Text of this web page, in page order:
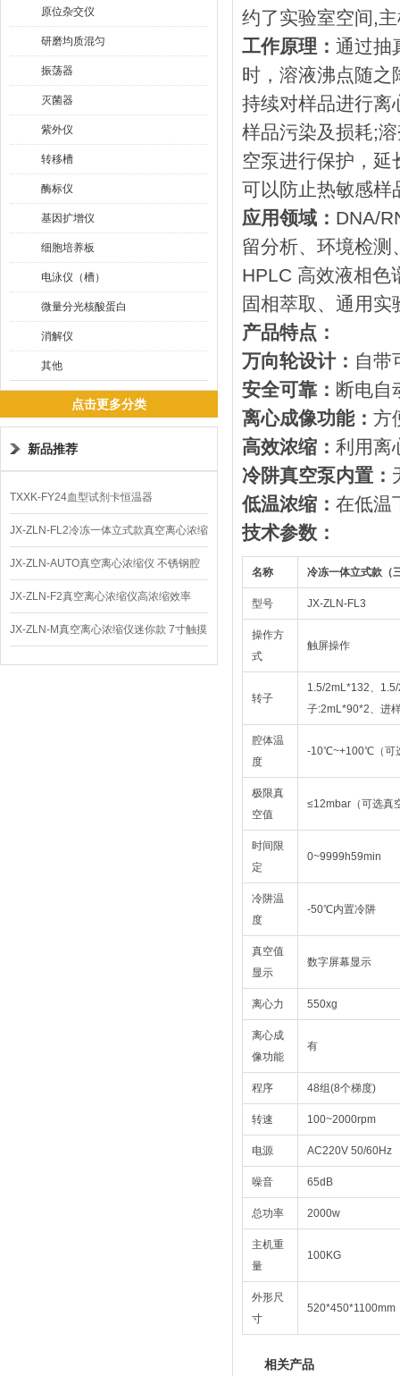
原位杂交仪
研磨均质混匀
振荡器
灭菌器
紫外仪
转移槽
酶标仪
基因扩增仪
细胞培养板
电泳仪（槽）
微量分光核酸蛋白
消解仪
其他
点击更多分类
新品推荐
TXXK-FY24血型试剂卡恒温器
JX-ZLN-FL2冷冻一体立式款真空离心浓缩
仪 低温功能
JX-ZLN-AUTO真空离心浓缩仪 不锈钢腔
体
JX-ZLN-F2真空离心浓缩仪高浓缩效率
JX-ZLN-M真空离心浓缩仪迷你款 7寸触摸
屏
约了实验室空间,
工作原理： 通过抽
时，溶液沸点随之
持续对样品进行离
样品污染及损耗;
空泵进行保护，延
可以防止热敏感样
应用领域： DNA/
留分析、环境检测
HPLC 高效液相色
固相萃取、通用实
产品特点：
万向轮设计： 自带
安全可靠： 断电自
离心成像功能： 方
高效浓缩： 利用离
冷阱真空泵内置：
低温浓缩： 在低温
技术参数：
名称 冷冻一体立式款（
型号 JX-ZLN-FL3
操作方
式
触屏操作
转子
1.5/2mL*132、
子:2mL*90*2、进
腔体温
度
-10℃~+100℃（可
极限真
空值
≤12mbar（可选真
时间限
定
0~9999h59min
冷阱温
度
-50℃内置冷阱
真空值
显示
数字屏幕显示
离心力 550xg
离心成
像功能
有
程序 48组(8个梯度)
转速 100~2000rpm
电源 AC220V 50/60Hz
噪音 65dB
总功率 2000w
主机重
量
100KG
外形尺
寸
520*450*1100mm
相关产品